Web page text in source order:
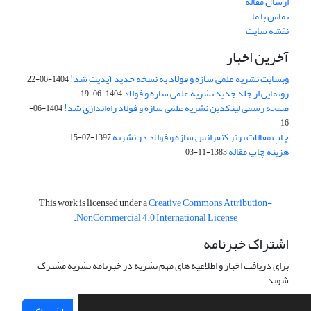
تماس با ما
نقشه سایت
آخرین اخبار
وبسایت نشریه علمی سازه و فولاد به نسخه جدید آپدیت شد!1404-06-22
رونمایی از جلد جدید نشریه علمی سازه و فولاد1404-06-19
صفحه رسمی لینکدین نشریه علمی سازه و فولاد راه‌اندازی شد!
1404-06-
16
چاپ مقالات برتر کنفرانس سازه و فولاد در نشریه1397-07-15
هزینه چاپ مقاله1383-11-03
This work is licensed under aCreative Commons Attribution-
NonCommercial 4.0 International License
.
اشتراک خبرنامه
برای دریافت اخبار و اطلاعیه های مهم نشریه در خبرنامه نشریه مشترک
شوید.